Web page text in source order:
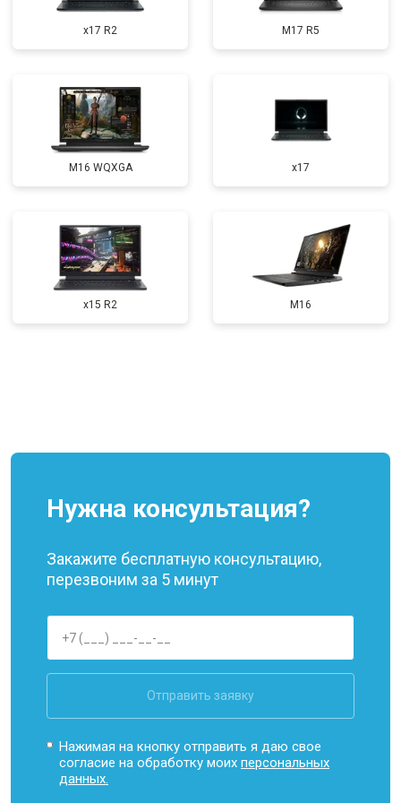
Прошивка BIOS от 1500 ₽ Заказать
Замена северного моста от 3500 ₽
x17 R2 M17 R5
M16 WQXGA x17
x15 R2 M16
Нужна консультация?
Закажите бесплатную консультацию,
перезвоним за 5 минут
Отправить заявку
Нажимая на кнопку отправить я даю свое
согласие на обработку моихперсональных
данных.